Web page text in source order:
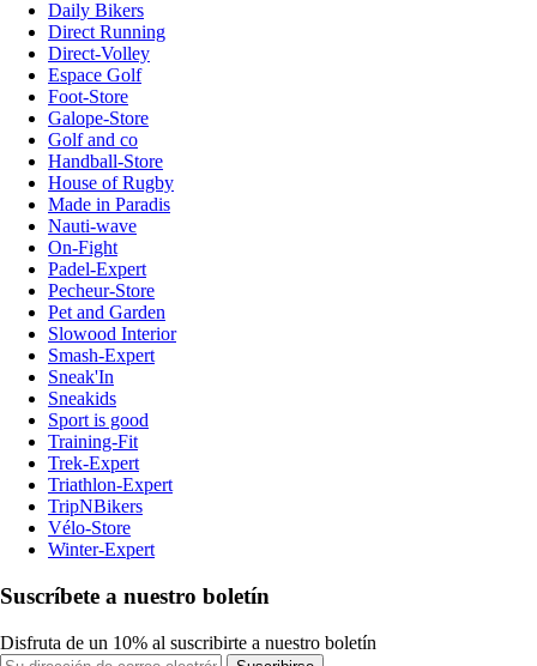
Daily Bikers
Direct Running
Direct-Volley
Espace Golf
Foot-Store
Galope-Store
Golf and co
Handball-Store
House of Rugby
Made in Paradis
Nauti-wave
On-Fight
Padel-Expert
Pecheur-Store
Pet and Garden
Slowood Interior
Smash-Expert
Sneak'In
Sneakids
Sport is good
Training-Fit
Trek-Expert
Triathlon-Expert
TripNBikers
Vélo-Store
Winter-Expert
Suscríbete a nuestro boletín
Disfruta de un 10% al suscribirte a nuestro boletín